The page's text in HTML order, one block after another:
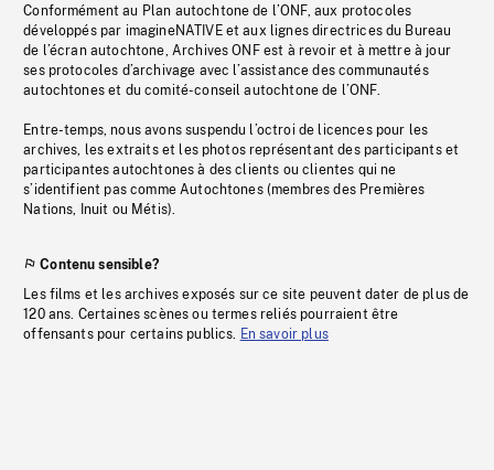
Conformément au Plan autochtone de l’ONF, aux protocoles
développés par imagineNATIVE et aux lignes directrices du Bureau
de l’écran autochtone, Archives ONF est à revoir et à mettre à jour
ses protocoles d’archivage avec l’assistance des communautés
autochtones et du comité-conseil autochtone de l’ONF.
Entre-temps, nous avons suspendu l’octroi de licences pour les
archives, les extraits et les photos représentant des participants et
participantes autochtones à des clients ou clientes qui ne
s’identifient pas comme Autochtones (membres des Premières
Nations, Inuit ou Métis).
Contenu sensible?
Les films et les archives exposés sur ce site peuvent dater de plus de
120 ans. Certaines scènes ou termes reliés pourraient être
offensants pour certains publics. En savoir plus